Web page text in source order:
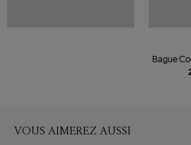
Bague
de
VOUS AIMEREZ AUSSI